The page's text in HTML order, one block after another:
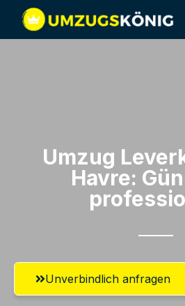
Umzug
Havre:
Unverbindlich anfragen